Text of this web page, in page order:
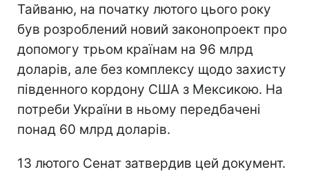
Тайваню, на початку лютого цього року
був розроблений новий законопроект про
допомогу трьом країнам на 96 млрд
доларів, але без комплексу щодо захисту
південного кордону США з Мексикою. На
потреби України в ньому передбачені
понад 60 млрд доларів.
13 лютого Сенат затвердив цей документ.